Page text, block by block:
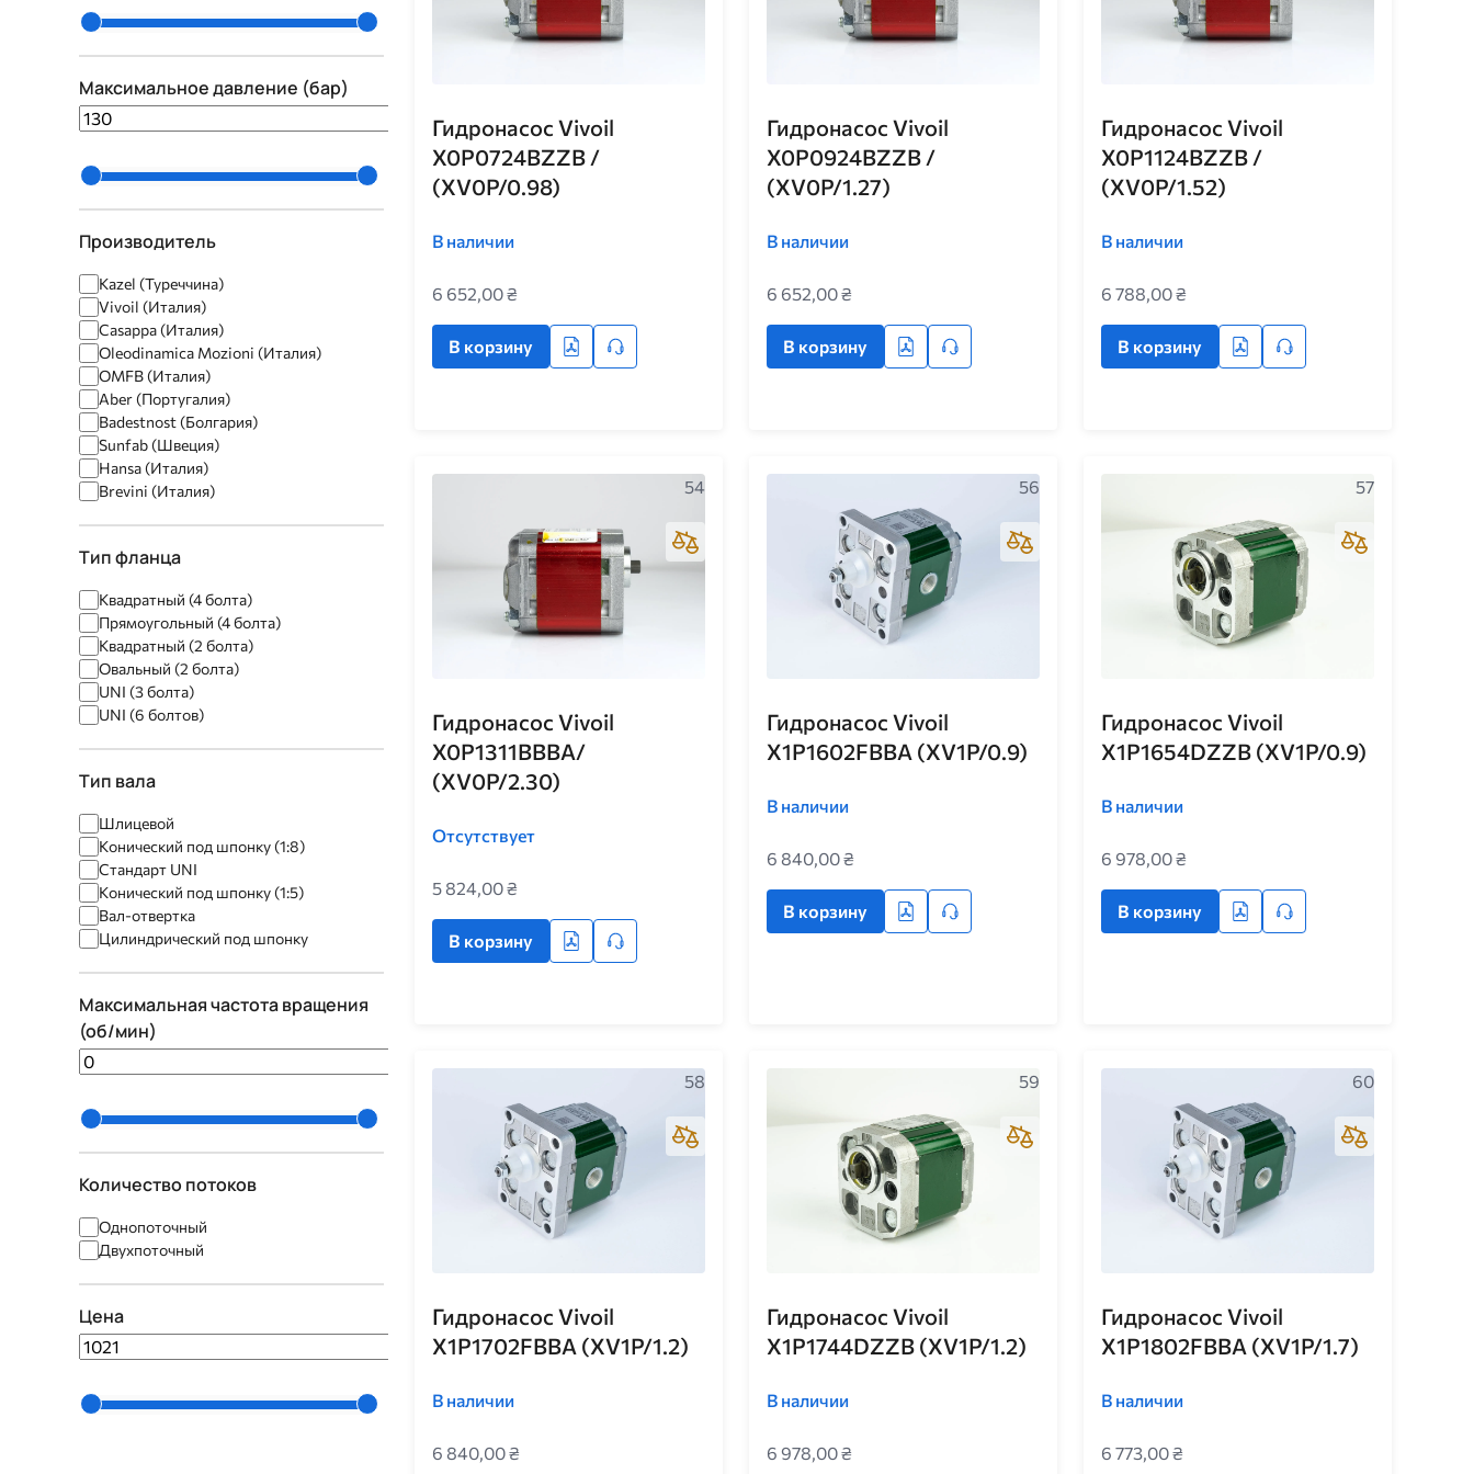
Наличие
Наявний
Страна производства
Италия
Португалия
Максимальное давление (бар)
1301500
Производитель
Kazel (Туреччина)
Vivoil (Италия)
Casappa (Италия)
Oleodinamica Mozioni (Италия)
OMFB (Италия)
Aber (Португалия)
Badestnost (Болгария)
Sunfab (Швеция)
Hansa (Италия)
Brevini (Италия)
Тип фланца
Квадратный (4 болта)
Прямоугольный (4 болта)
Квадратный (2 болта)
Овальный (2 болта)
UNI (3 болта)
UNI (6 болтов)
Тип вала
Шлицевой
Конический под шпонку (1:8)
Стандарт UNI
Конический под шпонку (1:5)
Вал-отвертка
Цилиндрический под шпонку
Максимальная частота вращения
(об/мин)
0133
Количество потоков
Однопоточный
Двухпоточный
Цена
1021356765
Гидронасос Vivoil
X0P0724BZZB /
(XV0P/0.98)
В наличии
6 652,00 ₴
В корзину
Гидронасос Vivoil
X0P0924BZZB /
(XV0P/1.27)
В наличии
6 652,00 ₴
В корзину
Гидронасос Vivoil
X0P1124BZZB /
(XV0P/1.52)
В наличии
6 788,00 ₴
В корзину
Гидронасос Vivoil
X0P1311BBBA/
(XV0P/2.30)
Отсутствует
5 824,00 ₴
В корзину
54
Гидронасос Vivoil
X1P1602FBBA (XV1P/0.9)
В наличии
6 840,00 ₴
В корзину
56
Гидронасос Vivoil
X1P1654DZZB (XV1P/0.9)
В наличии
6 978,00 ₴
В корзину
57
Гидронасос Vivoil
X1P1702FBBA (XV1P/1.2)
В наличии
6 840,00 ₴
58
Гидронасос Vivoil
X1P1744DZZB (XV1P/1.2)
В наличии
6 978,00 ₴
59
Гидронасос Vivoil
X1P1802FBBA (XV1P/1.7)
В наличии
6 773,00 ₴
60